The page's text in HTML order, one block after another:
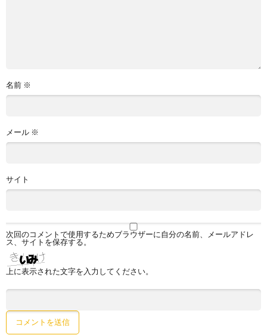
名前 ※
メール ※
サイト
次回のコメントで使用するためブラウザーに自分の名前、メールアドレ
ス、サイトを保存する。
上に表示された文字を入力してください。